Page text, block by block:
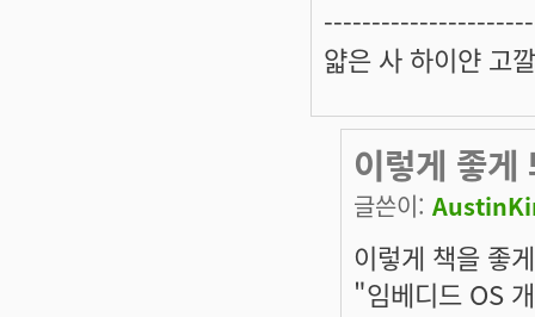
----------------------
얇은 사 하이얀 고
이렇게 좋게
글쓴이:
이렇게 책을 좋
"임베디드 OS